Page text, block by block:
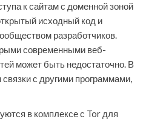
к сайтам с доменной зоной
исходный код и
разработчиков.
современными веб-
может быть недостаточно. В
с другими программами,
в комплексе с Tor для